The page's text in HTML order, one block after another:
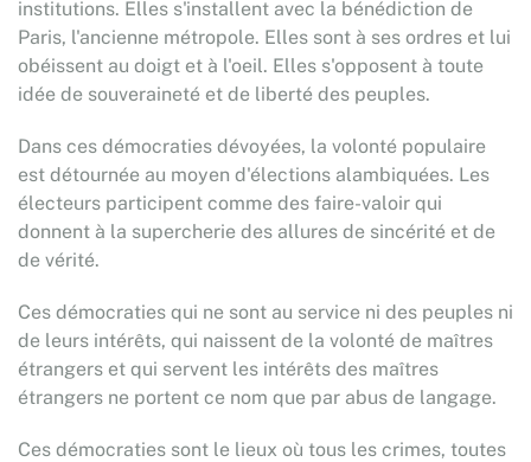
institutions. Elles s'installent avec la bénédiction de
Paris, l'ancienne métropole. Elles sont à ses ordres et lui
obéissent au doigt et à l'oeil. Elles s'opposent à toute
idée de souveraineté et de liberté des peuples.
Dans ces démocraties dévoyées, la volonté populaire
est détournée au moyen d'élections alambiquées. Les
électeurs participent comme des faire-valoir qui
donnent à la supercherie des allures de sincérité et de
de vérité.
Ces démocraties qui ne sont au service ni des peuples ni
de leurs intérêts, qui naissent de la volonté de maîtres
étrangers et qui servent les intérêts des maîtres
étrangers ne portent ce nom que par abus de langage.
Ces démocraties sont le lieux où tous les crimes, toutes